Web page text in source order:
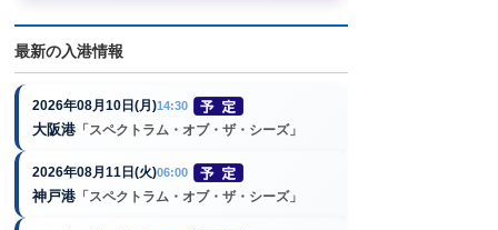
最新の入港情報
2026年08月10日(月)14:30
大阪港 「スペクトラム・オブ・ザ・シーズ」
2026年08月11日(火)06:00
神戸港 「スペクトラム・オブ・ザ・シーズ」